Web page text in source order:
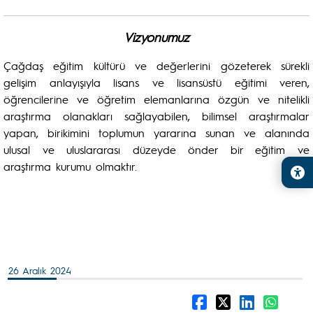
Vizyonumuz
Çağdaş eğitim kültürü ve değerlerini gözeterek sürekli
gelişim anlayışıyla lisans ve lisansüstü eğitimi veren,
öğrencilerine ve öğretim elemanlarına özgün ve nitelikli
araştırma olanakları sağlayabilen, bilimsel araştırmalar
yapan, birikimini toplumun yararına sunan ve alanında
ulusal ve uluslararası düzeyde önder bir eğitim ve
araştırma kurumu olmaktır.
26 Aralık 2024